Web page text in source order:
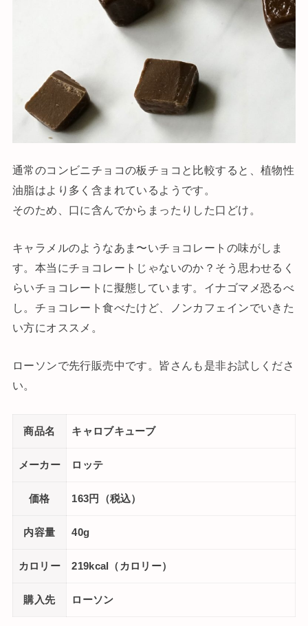
通常のコンビニチョコの板チョコと比較すると、植物性
油脂はより多く含まれているようです。
そのため、口に含んでからまったりした口どけ。
キャラメルのようなあま〜いチョコレートの味がしま
す。本当にチョコレートじゃないのか？そう思わせるく
らいチョコレートに擬態しています。イナゴマメ恐るべ
し。チョコレート食べたけど、ノンカフェインでいきた
い方にオススメ。
ローソンで先行販売中です。皆さんも是非お試しくださ
い。
商品名 キャロブキューブ
メーカー ロッテ
価格 163円（税込）
内容量 40g
カロリー 219kcal（カロリー）
購入先 ローソン